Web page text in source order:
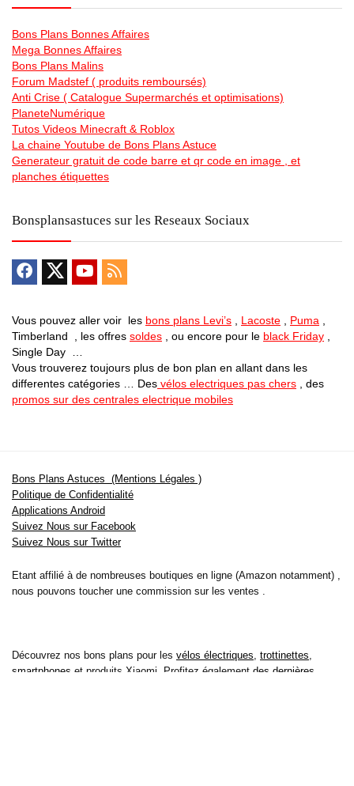
Bons Plans Bonnes Affaires
Mega Bonnes Affaires
Bons Plans Malins
Forum Madstef ( produits remboursés)
Anti Crise ( Catalogue Supermarchés et optimisations)
PlaneteNumérique
Tutos Videos Minecraft & Roblox
La chaine Youtube de Bons Plans Astuce
Generateur gratuit de code barre et qr code en image , et
planches étiquettes
Bonsplansastuces sur les Reseaux Sociaux
Vous pouvez aller voir les bons plans Levi’s Lacoste Puma
Timberland , les offres soldes , ou encore pour le black Friday
Single Day …
Vous trouverez toujours plus de bon plan en allant dans les
differentes catégories … Des vélos electriques pas chers , des
promos sur des centrales electrique mobiles
Bons Plans Astuces (Mentions Légales )
Politique de Confidentialité
Applications Android
Suivez Nous sur Facebook
Suivez Nous sur Twitter
Etant affilié à de nombreuses boutiques en ligne (Amazon notamment) ,
nous pouvons toucher une commission sur les ventes .
Découvrez nos bons plans pour les vélos électriques, trottinettes,
smartphones et produits Xiaomi. Profitez également des dernières